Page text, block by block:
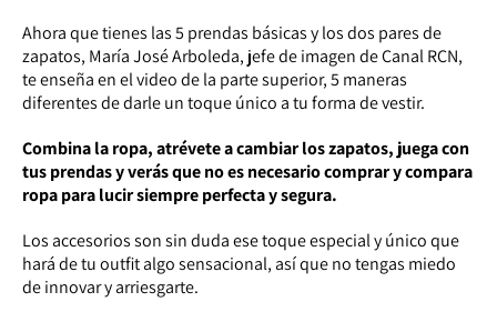
Ahora que tienes las 5 prendas básicas y los dos pares de
zapatos, María José Arboleda, jefe de imagen de Canal RCN,
te enseña en el video de la parte superior, 5 maneras
diferentes de darle un toque único a tu forma de vestir.
Combina la ropa, atrévete a cambiar los zapatos, juega con
tus prendas y verás que no es necesario comprar y compara
ropa para lucir siempre perfecta y segura.
Los accesorios son sin duda ese toque especial y único que
hará de tu outfit algo sensacional, así que no tengas miedo
de innovar y arriesgarte.